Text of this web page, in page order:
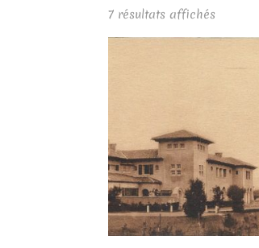
7 résultats affichés